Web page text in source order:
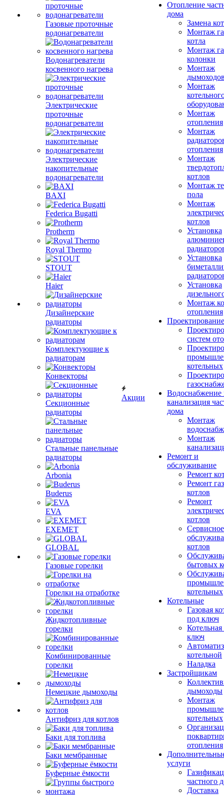
Газовые проточные
водонагреватели
Водонагреватели
косвенного нагрева
Электрические
проточные
водонагреватели
Электрические
накопительные
водонагреватели
BAXI
Federica Bugatti
Protherm
Royal Thermo
STOUT
Haier
Дизайнерские
радиаторы
Комплектующие к
радиаторам
Конвекторы
Секционные
радиаторы
Стальные панельные
радиаторы
Arbonia
Buderus
EVA
EXEMET
GLOBAL
Газовые горелки
Горелки на отработке
Жидкотопливные
горелки
Комбинированные
горелки
Немецкие дымоходы
Антифриз для котлов
Баки для топлива
Баки мембранные
Буферные ёмкости
Акции
Отопление
дома
Замена
Монтаж
котла
Монтаж
колонки
Монтаж
Монтаж
Монтаж
отопления
Монтаж
отопления
Монтаж
котлов
Монтаж
пола
Монтаж
котлов
Установка
Установка
Установка
Монтаж
отопления
Проектирование
систем
котельных
Водоснабжение
канализация
дома
Монтаж
Монтаж
Ремонт и
обслуживание
Ремонт
Ремонт
котлов
Ремонт
котлов
Сервисное
котлов
бытовых
котельных
Котельные
Газовая
под ключ
ключ
котельной
Наладка
Застройщикам
дымоходы
Монтаж
котельных
отопления
услуги
частного
Доставка